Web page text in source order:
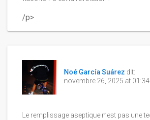
/p>
Noé García Suárez dit:
novembre 26, 2025 at 01:34
Le remplissage aseptique n’est pas une